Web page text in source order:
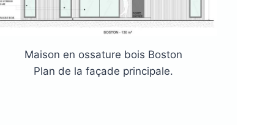
Maison en ossature bois Boston
Plan de la façade principale.